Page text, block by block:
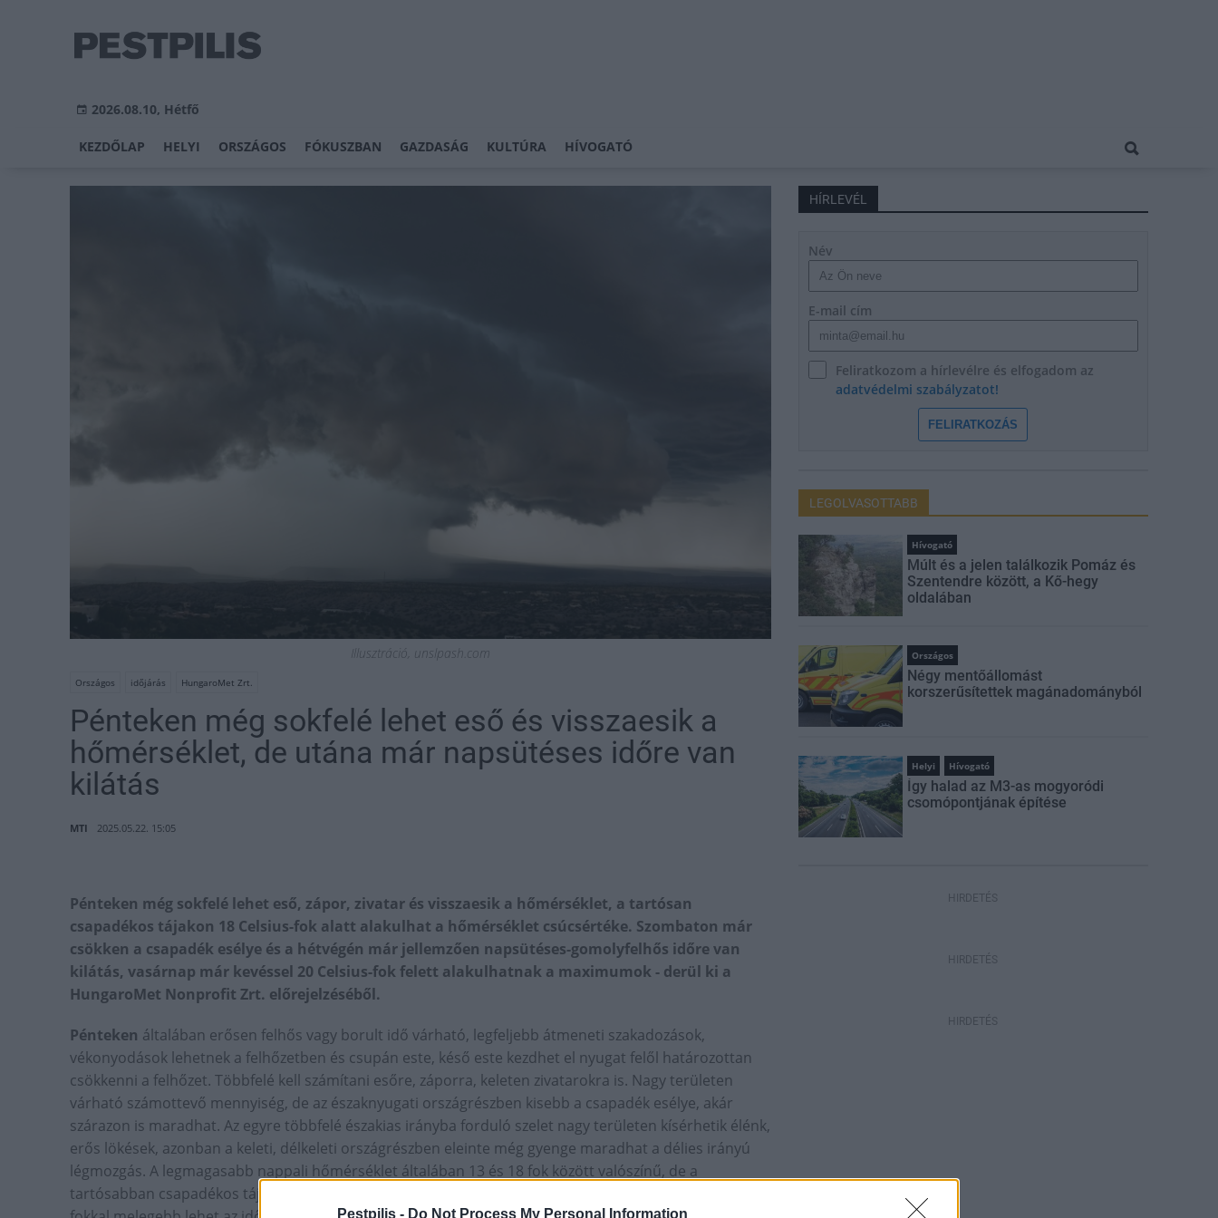
Pestpilis - Do Not Process My Personal Information
2026.08.10, Hétfő
KEZDŐLAP HELYI ORSZÁGOS FÓKUSZBAN GAZDASÁG KULTÚRA HÍVOGATÓ
Illusztráció, unslpash.com
Országos időjárás HungaroMet Zrt.
Pénteken még sokfelé lehet eső és visszaesik a
hőmérséklet, de utána már napsütéses időre van
kilátás
MTI 2025.05.22. 15:05
Pénteken még sokfelé lehet eső, zápor, zivatar és visszaesik a hőmérséklet, a tartósan
csapadékos tájakon 18 Celsius-fok alatt alakulhat a hőmérséklet csúcsértéke. Szombaton már
csökken a csapadék esélye és a hétvégén már jellemzően napsütéses-gomolyfelhős időre van
kilátás, vasárnap már kevéssel 20 Celsius-fok felett alakulhatnak a maximumok - derül ki a
HungaroMet Nonprofit Zrt. előrejelzéséből.
Pénteken általában erősen felhős vagy borult idő várható, legfeljebb átmeneti szakadozások,
vékonyodások lehetnek a felhőzetben és csupán este, késő este kezdhet el nyugat felől határozottan
csökkenni a felhőzet. Többfelé kell számítani esőre, záporra, keleten zivatarokra is. Nagy területen
várható számottevő mennyiség, de az északnyugati országrészben kisebb a csapadék esélye, akár
szárazon is maradhat. Az egyre többfelé északias irányba forduló szelet nagy területen kísérhetik élénk,
erős lökések, azonban a keleti, délkeleti országrészben eleinte még gyenge maradhat a délies irányú
légmozgás. A legmagasabb nappali hőmérséklet általában 13 és 18 fok között valószínű, de a
tartósabban csapadékos tájakon ennél pár fokkal hűvösebb, míg a délkeleti országrészben néhány
HÍRLEVÉL
Név
E-mail cím
Feliratkozom a hírlevélre és elfogadom az
adatvédelmi szabályzatot!
FELIRATKOZÁS
LEGOLVASOTTABB
Hívogató
Múlt és a jelen találkozik Pomáz és
Szentendre között, a Kő-hegy
oldalában
Országos
Négy mentőállomást
korszerűsítettek magánadományból
Helyi Hívogató
Így halad az M3-as mogyoródi
csomópontjának építése
HIRDETÉS
HIRDETÉS
HIRDETÉS